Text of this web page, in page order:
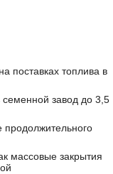
поставках топлива в
завод до 3,5
продолжительного
массовые закрытия